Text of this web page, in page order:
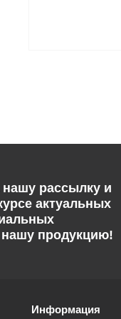
рассылку и
актуальных
продукцию!
Информация